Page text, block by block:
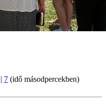
| 7 (idő másodpercekben)